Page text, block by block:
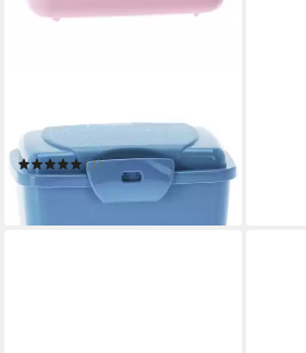
Aufbewahrungsdose Küche
Obst Gemüse Vesperdose
(1)
ab 9,99 €
in 4-5 Werktagen bei dir